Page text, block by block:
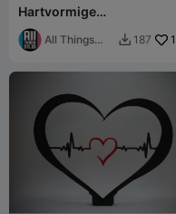
Hartvormige
wijnfleshouder
All Things
 187